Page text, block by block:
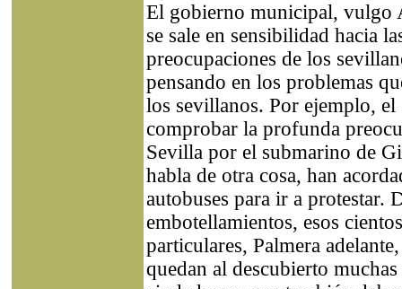
El gobierno municipal, vulgo
se sale en sensibilidad hacia
preocupaciones de los
pensando en los problemas
los sevillanos. Por ejemplo, el
comprobar la profunda
Sevilla por el submarino de
habla de otra cosa, han
autobuses para ir a protestar.
embotellamientos, esos
particulares, Palmera
quedan al descubierto